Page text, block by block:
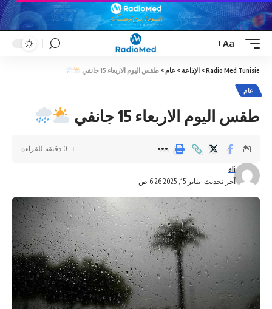
Font
Resizer
Aa
Radio Med Tunisie
> الإذاعة > عام > طقس اليوم الاربعاء 15 جانفي
عام
طقس اليوم الاربعاء 15 جانفي
آخر تحديث: يناير 15, 2025 6:26 ص
ali
0 دقيقة للقراءة